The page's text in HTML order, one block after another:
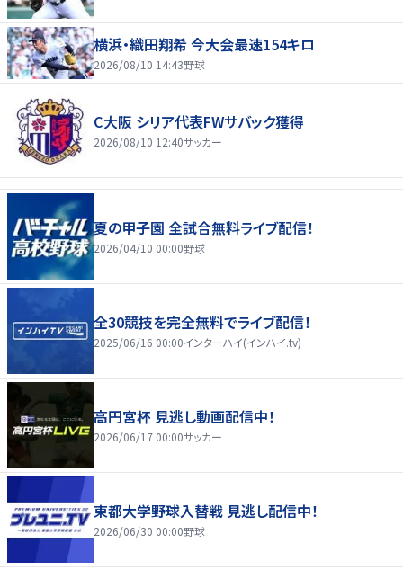
横浜・織田翔希 今大会最速154キロ
2026/08/10 14:43野球
C大阪 シリア代表FWサバック獲得
2026/08/10 12:40サッカー
夏の甲子園 全試合無料ライブ配信！
2026/04/10 00:00野球
全30競技を完全無料でライブ配信！
2025/06/16 00:00インターハイ(インハイ.tv)
高円宮杯 見逃し動画配信中！
2026/06/17 00:00サッカー
東都大学野球入替戦 見逃し配信中！
2026/06/30 00:00野球